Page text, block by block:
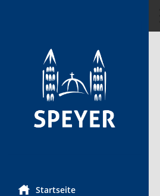
Startseite